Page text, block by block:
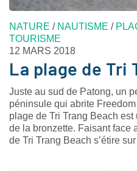
NATURE / NAUTISME /
TOURISME
12 MARS 2018
La plage de Tri
Juste au sud de Patong, un
péninsule qui abrite
plage de Tri Trang Beach
de la bronzette. Faisant face
de Tri Trang Beach s’étire